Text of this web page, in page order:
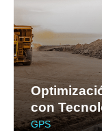
con
GPS